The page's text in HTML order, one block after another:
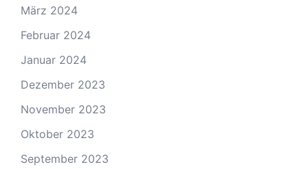
März 2024
Februar 2024
Januar 2024
Dezember 2023
November 2023
Oktober 2023
September 2023